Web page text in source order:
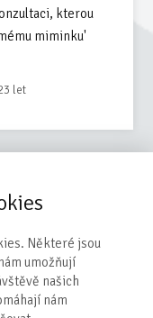
kterou
miminku'
let
budu cítit
ses mohla
Některé jsou
umožňují
našich
nám